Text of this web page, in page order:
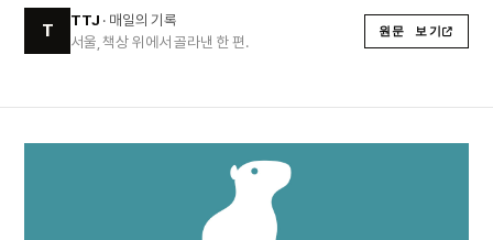
T
TTJ · 매일의 기록
서울, 책상 위에서 골라낸 한 편.
원문 보기